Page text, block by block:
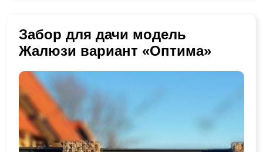
Забор для дачи модель
Жалюзи вариант «Оптима»